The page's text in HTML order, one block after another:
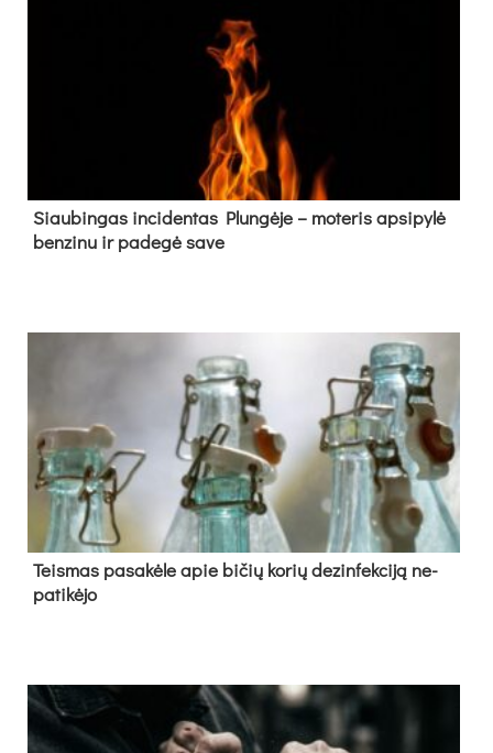
Siau­bin­gas in­ci­den­tas Plun­gė­je – mo­te­ris ap­si­py­lė
ben­zi­nu ir pa­de­gė sa­ve
Teis­mas pa­sa­kė­le apie bi­čių ko­rių de­zin­fek­ci­ją ne­
pa­ti­kė­jo